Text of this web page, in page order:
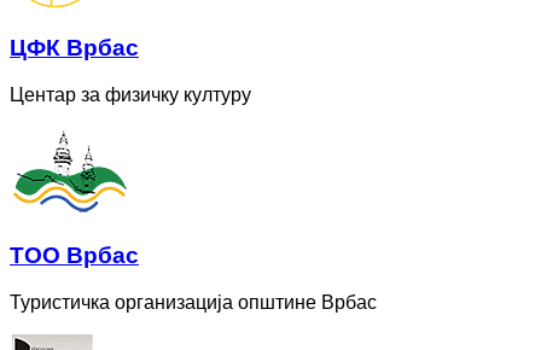
ЦФК Врбас
Центар за физичку културу
ТОО Врбас
Туристичка организација општине Врбас